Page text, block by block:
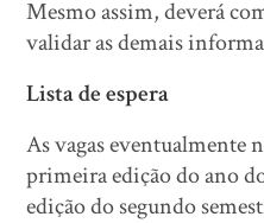
Mesmo assim, deverá
validar as demais
Lista de espera
As vagas eventualmente
primeira edição do ano
edição do segundo